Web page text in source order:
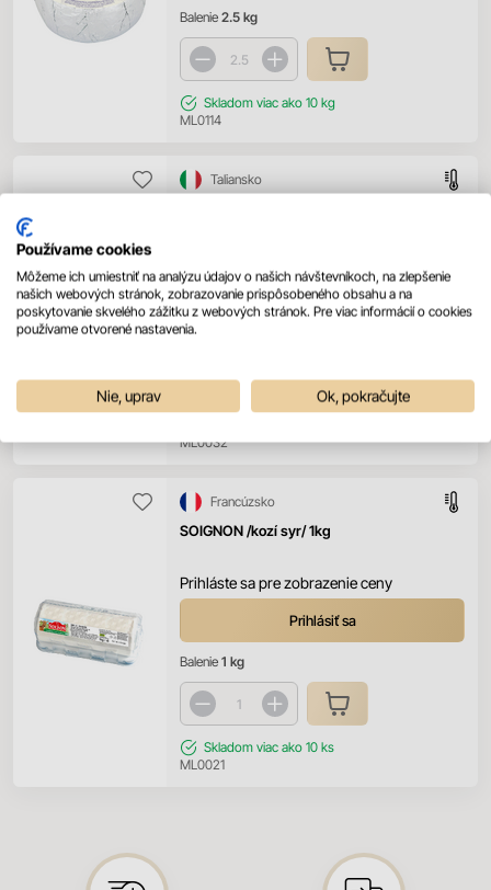
Balenie 2.5 kg
Skladom viac ako 10 kg
ML0114
Taliansko
Prihlásiť sa
Balenie
ML0032
SOIGNON /kozí syr/ 1kg
Francúzsko
Prihláste sa pre zobrazenie ceny
Prihlásiť sa
Balenie 1 kg
Skladom viac ako 10 ks
ML0021
Používame cookies
Môžeme ich umiestniť na analýzu údajov o našich návštevníkoch, na zlepšenie
našich webových stránok, zobrazovanie prispôsobeného obsahu a na
poskytovanie skvelého zážitku z webových stránok. Pre viac informácií o cookies
používame otvorené nastavenia.
Nie, uprav Ok, pokračujte